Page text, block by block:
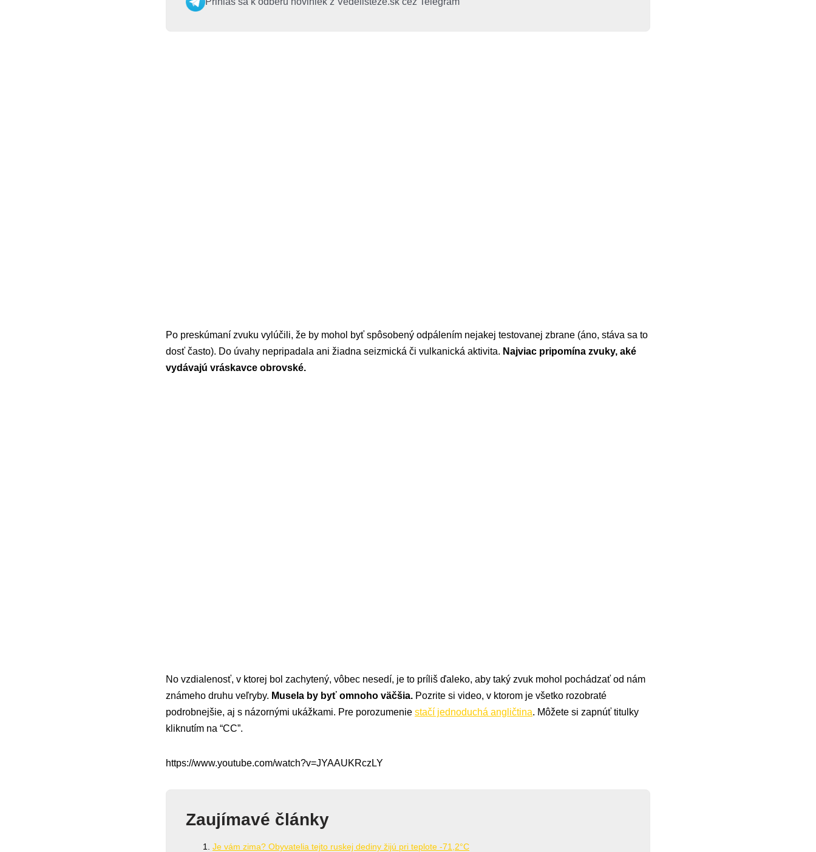
Po preskúmaní zvuku vylúčili, že by mohol byť spôsobený odpálením nejakej testovanej zbrane (áno, stáva sa to
dosť často). Do úvahy nepripadala ani žiadna seizmická či vulkanická aktivita. Najviac pripomína zvuky, aké
vydávajú vráskavce obrovské.
No vzdialenosť, v ktorej bol zachytený, vôbec nesedí, je to príliš ďaleko, aby taký zvuk mohol pochádzať od nám
známeho druhu veľryby. Musela by byť omnoho väčšia. Pozrite si video, v ktorom je všetko rozobraté
podrobnejšie, aj s názornými ukážkami. Pre porozumenie stačí jednoduchá angličtina. Môžete si zapnúť titulky
kliknutím na “CC”.
https://www.youtube.com/watch?v=JYAAUKRczLY
Zaujímavé články
Je vám zima? Obyvatelia tejto ruskej dediny žijú pri teplote -71,2°C